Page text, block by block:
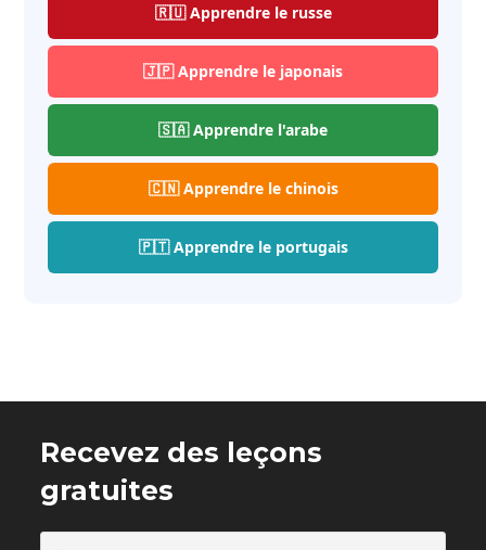
🇷🇺 Apprendre le russe
🇯🇵 Apprendre le japonais
🇸🇦 Apprendre l'arabe
🇨🇳 Apprendre le chinois
🇵🇹 Apprendre le portugais
Recevez des leçons
gratuites